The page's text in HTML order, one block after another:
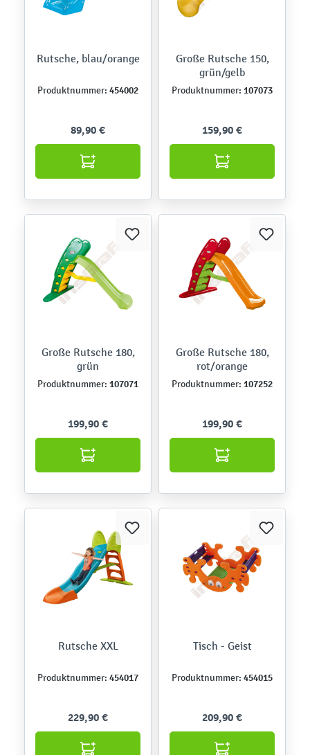
Rutsche, blau/orange
Produktnummer: 454002
89,90 €
Große Rutsche 150,
grün/gelb
Produktnummer: 107073
159,90 €
Große Rutsche 180,
grün
Produktnummer: 107071
199,90 €
Große Rutsche 180,
rot/orange
Produktnummer: 107252
199,90 €
Rutsche XXL
Produktnummer: 454017
229,90 €
Tisch - Geist
Produktnummer: 454015
209,90 €